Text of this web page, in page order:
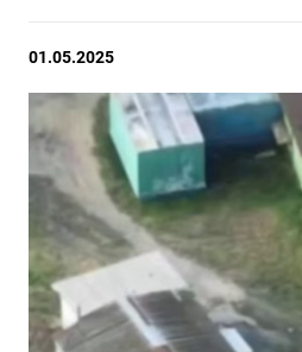
01.05.2025